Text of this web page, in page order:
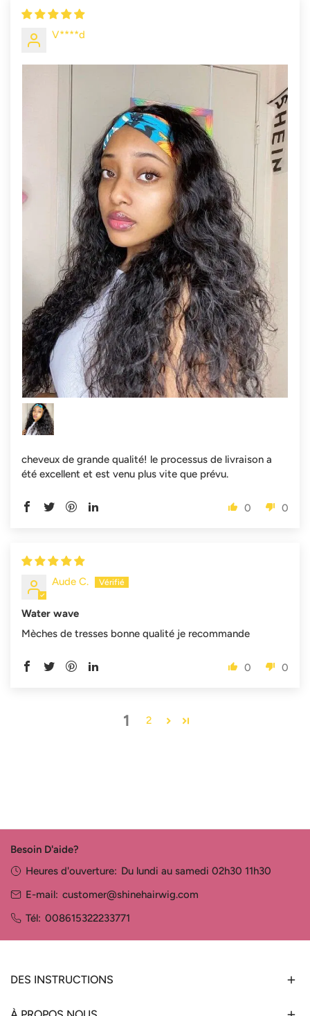
V****d
cheveux de grande qualité! le processus de livraison a
été excellent et est venu plus vite que prévu.
0 0
Aude C.
Water wave
Mèches de tresses bonne qualité je recommande
0 0
1 2
Besoin D'aide?
Heures d'ouverture: Du lundi au samedi 02h30 11h30
E-mail: customer@shinehairwig.com
Tél: 008615322233771
DES INSTRUCTIONS